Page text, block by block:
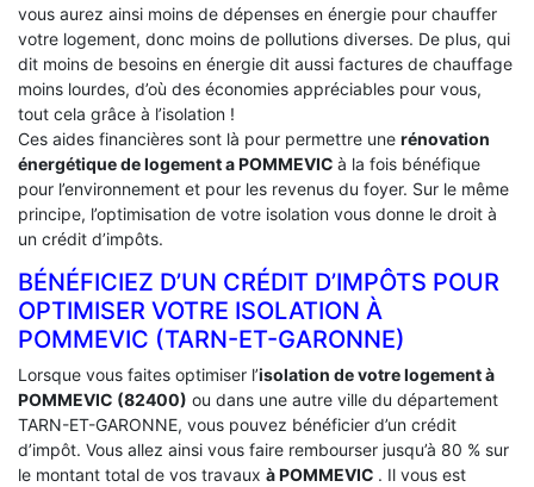
vous aurez ainsi moins de dépenses en énergie pour chauffer
votre logement, donc moins de pollutions diverses. De plus, qui
dit moins de besoins en énergie dit aussi factures de chauffage
moins lourdes, d’où des économies appréciables pour vous,
tout cela grâce à l’isolation !
Ces aides financières sont là pour permettre une rénovation
énergétique de logement aPOMMEVIC à la fois bénéfique
pour l’environnement et pour les revenus du foyer. Sur le même
principe, l’optimisation de votre isolation vous donne le droit à
un crédit d’impôts.
BÉNÉFICIEZ D’UN CRÉDIT D’IMPÔTS POUR
OPTIMISER VOTRE ISOLATION À
‎POMMEVIC (TARN-ET-GARONNE)
Lorsque vous faites optimiser l’isolation de votre logement à
POMMEVIC (82400) ou dans une autre ville du département
TARN-ET-GARONNE, vous pouvez bénéficier d’un crédit
d’impôt. Vous allez ainsi vous faire rembourser jusqu’à 80 % sur
le montant total de vos travaux à POMMEVIC . Il vous est